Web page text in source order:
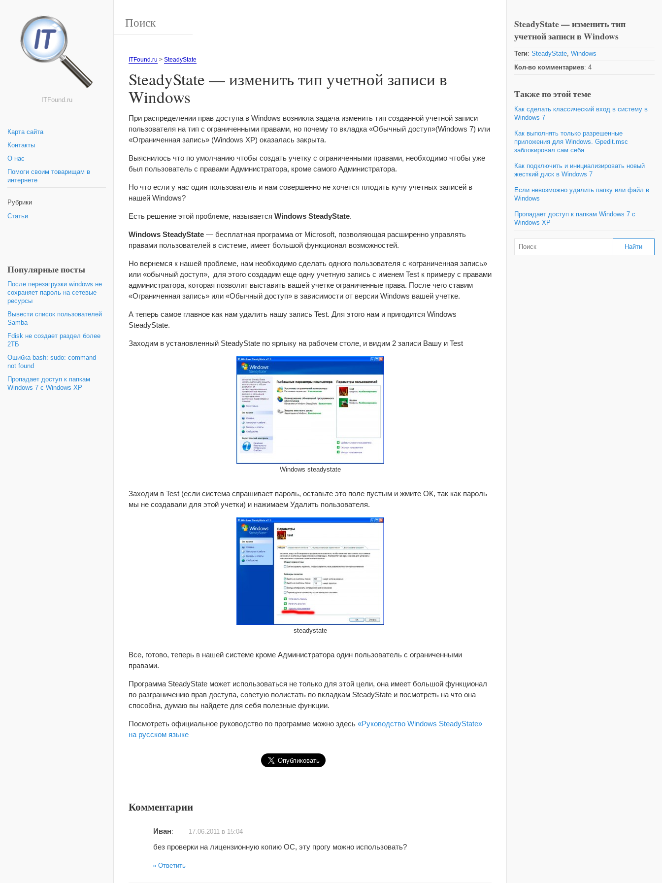
ITFound.ru
Карта сайта
Контакты
О нас
Помоги своим товарищам в
интернете
Рубрики
Статьи
Популярные посты
После перезагрузки windows не
сохраняет пароль на сетевые
ресурсы
Вывести список пользователей
Samba
Fdisk не создает раздел более
2ТБ
Ошибка bash: sudo: command
not found
Пропадает доступ к папкам
Windows 7 с Windows XP
ITFound.ru > SteadyState
SteadyState — изменить тип учетной записи в
Windows
При распределении прав доступа в Windows возникла задача изменить тип созданной учетной записи
пользователя на тип с ограниченными правами, но почему то вкладка «Обычный доступ»(Windows 7) или
«Ограниченная запись» (Windows XP) оказалась закрыта.
Выяснилось что по умолчанию чтобы создать учетку с ограниченными правами, необходимо чтобы уже
был пользователь с правами Администратора, кроме самого Администратора.
Но что если у нас один пользователь и нам совершенно не хочется плодить кучу учетных записей в
нашей Windows?
Есть решение этой проблеме, называется Windows SteadyState.
Windows SteadyState — бесплатная программа от Microsoft, позволяющая расширенно управлять
правами пользователей в системе, имеет большой функционал возможностей.
Но вернемся к нашей проблеме, нам необходимо сделать одного пользователя с «ограниченная запись»
или «обычный доступ», для этого создадим еще одну учетную запись с именем Test к примеру с правами
администратора, которая позволит выставить вашей учетке ограниченные права. После чего ставим
«Ограниченная запись» или «Обычный доступ» в зависимости от версии Windows вашей учетке.
А теперь самое главное как нам удалить нашу запись Test. Для этого нам и пригодится Windows
SteadyState.
Заходим в установленный SteadyState по ярлыку на рабочем столе, и видим 2 записи Вашу и Test
Windows steadystate
Заходим в Test (если система спрашивает пароль, оставьте это поле пустым и жмите ОК, так как пароль
мы не создавали для этой учетки) и нажимаем Удалить пользователя.
steadystate
Все, готово, теперь в нашей системе кроме Администратора один пользователь с ограниченными
правами.
Программа SteadyState может использоваться не только для этой цели, она имеет большой функционал
по разграничению прав доступа, советую полистать по вкладкам SteadyState и посмотреть на что она
способна, думаю вы найдете для себя полезные функции.
Посмотреть официальное руководство по программе можно здесь «Руководство Windows SteadyState»
на русском языке
Комментарии
Иван: 17.06.2011 в 15:04
без проверки на лицензионную копию ОС, эту прогу можно использовать?
Ответить
SteadyState — изменить тип
учетной записи в Windows
Теги: SteadyState Windows
Кол-во комментариев: 4
Также по этой теме
Как сделать классический вход в систему в
Windows 7
Как выполнять только разрешенные
приложения для Windows. Gpedit.msc
заблокировал сам себя.
Как подключить и инициализировать новый
жесткий диск в Windows 7
Если невозможно удалить папку или файл в
Windows
Пропадает доступ к папкам Windows 7 с
Windows XP